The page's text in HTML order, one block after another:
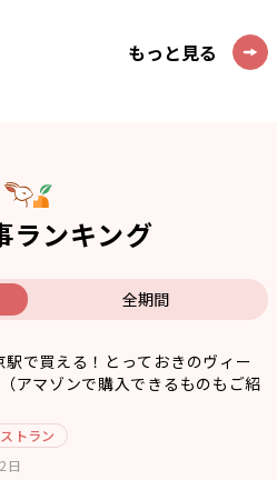
もっと見る
ランキング
全期間
で買える！とっておきのヴィー
アマゾンで購入できるものもご紹
トラン
日